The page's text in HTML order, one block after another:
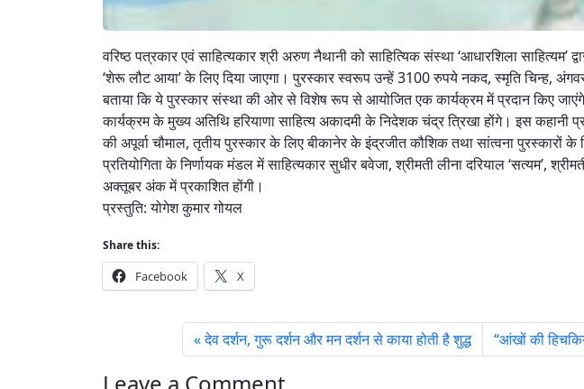
वरिष्ठ पत्रकार एवं साहित्यकार श्री अरुण नैथानी को साहित्यिक संस्था ‘आधारशिला
‘शेरू लौट आया’ के लिए दिया जाएगा। पुरस्कार स्वरूप उन्हें 3100 रुपये नकद, स्मृति चिन्ह,
बताया कि ये पुरस्कार संस्था की ओर से विशेष रूप से आयोजित एक कार्यक्रम में प्रदान किए
कार्यक्रम के मुख्य अतिथि हरियाणा साहित्य अकादमी के निदेशक चंद्र त्रिखा होंगे। इस कहानी
की अपूर्वा चौमाल, तृतीय पुरस्कार के लिए बीकानेर के इंद्रजीत कौशिक तथा सांत्वना पुरस्कारों
प्रतियोगिता के निर्णायक मंडल में साहित्यकार सुधीर बवेजा, श्रीमती लीना दरियाल ‘सत्यम’,
अक्तूबर अंक में प्रकाशित होंगी।
प्रस्तुति: योगेश कुमार गोयल
Share this:
Facebook X
देव दर्शन, गुरू दर्शन और मन दर्शन से काया होती है शुद्ध “आंखों की
Leave a Comment